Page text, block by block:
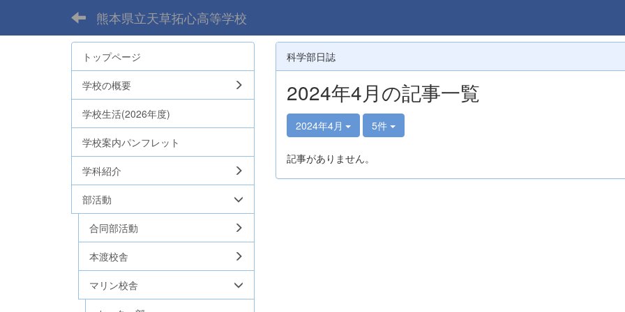
熊本県立天草拓心高等学校
科学部日誌
2024年4月の記事一覧
2024年4月 5件
記事がありません。
トップページ
学校の概要
学校生活(2026年度)
学校案内パンフレット
学科紹介
部活動
合同部活動
本渡校舎
マリン校舎